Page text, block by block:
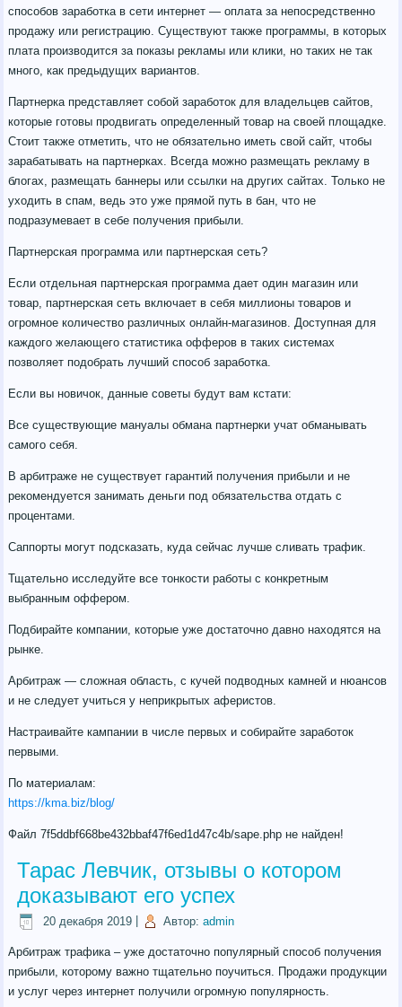
способов заработка в сети интернет — оплата за непосредственно
продажу или регистрацию. Существуют также программы, в которых
плата производится за показы рекламы или клики, но таких не так
много, как предыдущих вариантов.
Партнерка представляет собой заработок для владельцев сайтов,
которые готовы продвигать определенный товар на своей площадке.
Стоит также отметить, что не обязательно иметь свой сайт, чтобы
зарабатывать на партнерках. Всегда можно размещать рекламу в
блогах, размещать баннеры или ссылки на других сайтах. Только не
уходить в спам, ведь это уже прямой путь в бан, что не
подразумевает в себе получения прибыли.
Партнерская программа или партнерская сеть?
Если отдельная партнерская программа дает один магазин или
товар, партнерская сеть включает в себя миллионы товаров и
огромное количество различных онлайн-магазинов. Доступная для
каждого желающего статистика офферов в таких системах
позволяет подобрать лучший способ заработка.
Если вы новичок, данные советы будут вам кстати:
Все существующие мануалы обмана партнерки учат обманывать
самого себя.
В арбитраже не существует гарантий получения прибыли и не
рекомендуется занимать деньги под обязательства отдать с
процентами.
Саппорты могут подсказать, куда сейчас лучше сливать трафик.
Тщательно исследуйте все тонкости работы с конкретным
выбранным оффером.
Подбирайте компании, которые уже достаточно давно находятся на
рынке.
Арбитраж — сложная область, с кучей подводных камней и нюансов
и не следует учиться у неприкрытых аферистов.
Настраивайте кампании в числе первых и собирайте заработок
первыми.
По материалам:
https://kma.biz/blog/
Файл 7f5ddbf668be432bbaf47f6ed1d47c4b/sape.php не найден!
Тарас Левчик, отзывы о котором
доказывают его успех
20 декабря 2019 Автор: admin
Арбитраж трафика – уже достаточно популярный способ получения
прибыли, которому важно тщательно поучиться. Продажи продукции
и услуг через интернет получили огромную популярность.